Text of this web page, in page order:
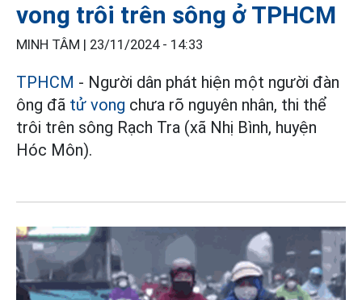
vong trôi trên sông ở TPHCM
MINH TÂM | 23/11/2024 - 14:33
TPHCM - Người dân phát hiện một người đàn
ông đã tử vong chưa rõ nguyên nhân, thi thể
trôi trên sông Rạch Tra (xã Nhị Bình, huyện
Hóc Môn).